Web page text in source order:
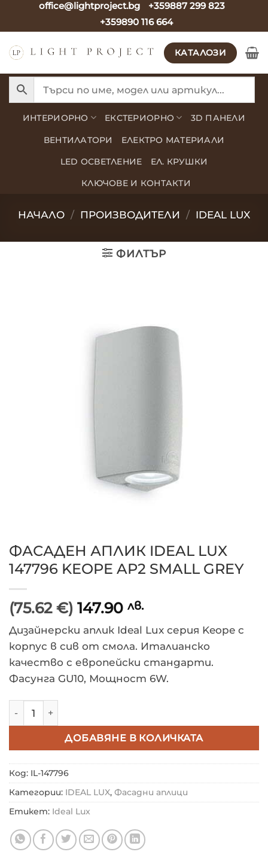
office@lightproject.bg
+359887 299 823
+359890 116 664
КАТАЛОЗИ
ИНТЕРИОРНО ЕКСТЕРИОРНО 3D ПАНЕЛИ
ВЕНТИЛАТОРИ ЕЛЕКТРО МАТЕРИАЛИ
LED ОСВЕТЛЕНИЕ ЕЛ. КРУШКИ
КЛЮЧОВЕ И КОНТАКТИ
НАЧАЛО / ПРОИЗВОДИТЕЛИ / IDEAL LUX
ФИЛТЪР
ФАСАДЕН АПЛИК IDEAL LUX
147796 KEOPE AP2 SMALL GREY
(75.62 €) 147.90 лв.
Дизайнерски аплик Ideal Lux серия Keope с
корпус в сив от смола. Италианско
качество с европейски стандарти.
Фасунга GU10, Мощност 6W.
ДОБАВЯНЕ В КОЛИЧКАТА
Код: IL-147796
Категории: IDEAL LUX, Фасадни аплици
Етикет: Ideal Lux